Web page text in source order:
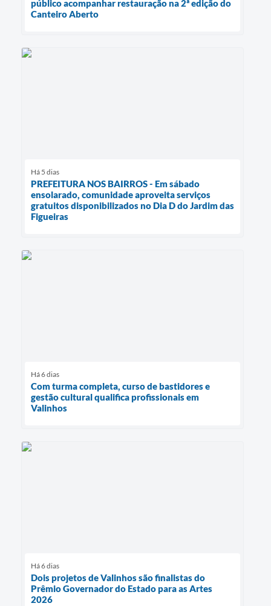
público acompanhar restauração na 2ª edição do
Canteiro Aberto
Há 5 dias
PREFEITURA NOS BAIRROS - Em sábado
ensolarado, comunidade aproveita serviços
gratuitos disponibilizados no Dia D do Jardim das
Figueiras
Há 6 dias
Com turma completa, curso de bastidores e
gestão cultural qualifica profissionais em
Valinhos
Há 6 dias
Dois projetos de Valinhos são finalistas do
Prêmio Governador do Estado para as Artes
2026